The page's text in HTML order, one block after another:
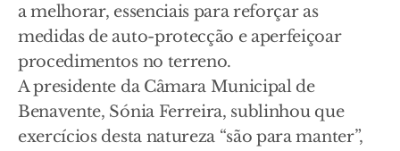
a melhorar, essenciais para reforçar as
medidas de auto-protecção e aperfeiçoar
procedimentos no terreno.
A presidente da Câmara Municipal de
Benavente, Sónia Ferreira, sublinhou que
exercícios desta natureza “são para manter”,